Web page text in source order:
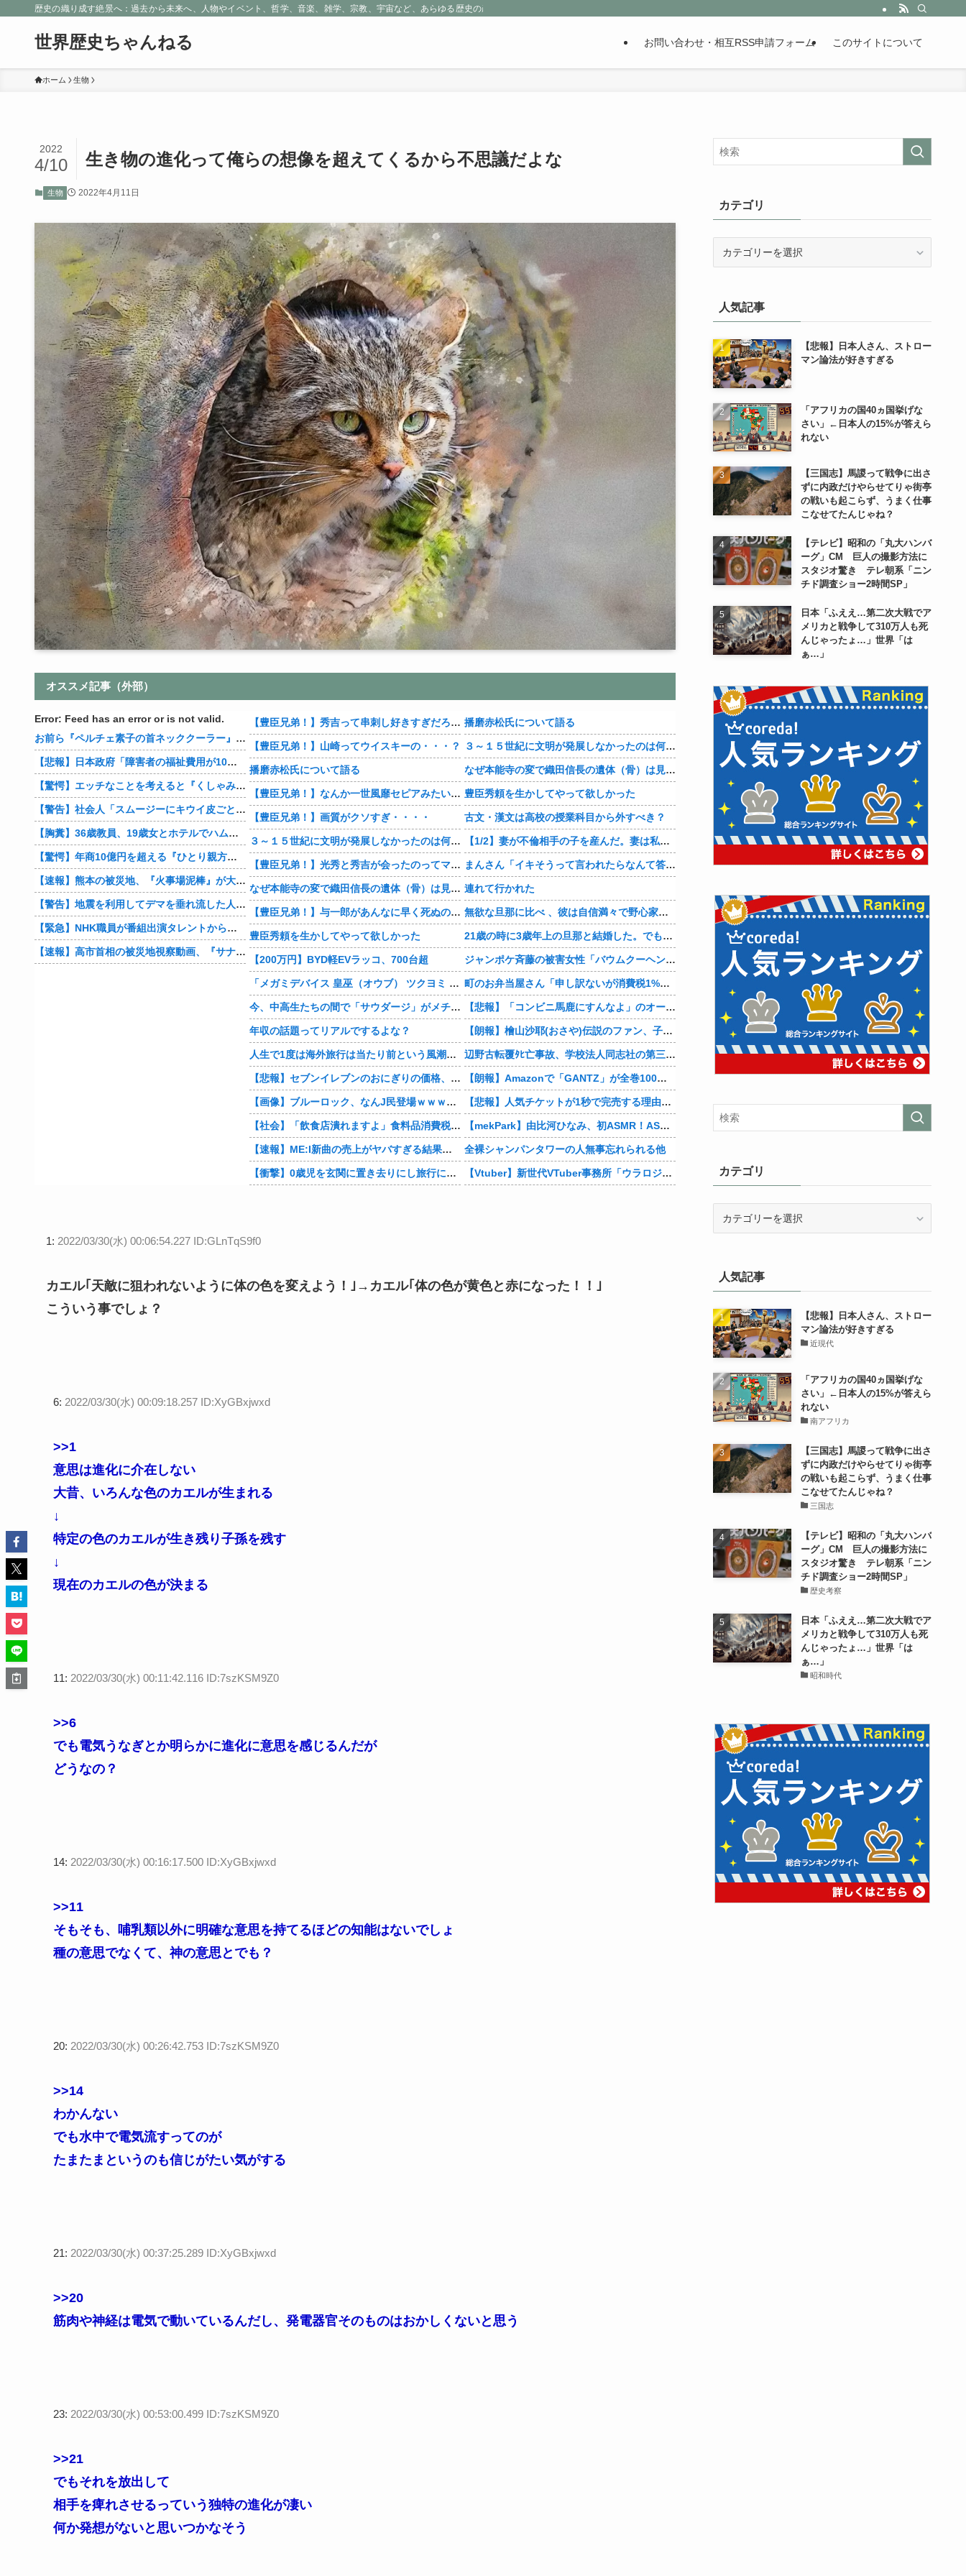
歴史の織り成す絶景へ：過去から未来へ、人物やイベント、哲学、音楽、雑学、宗教、宇宙など、あらゆる歴史の産物に包まれる魅惑の世界を探求しよう。歴史が苦手な人も魅了するまとめサイトです。
世界歴史ちゃんねる お問い合わせ・相互RSS申請フォーム このサイトについて
ホーム 生物
生き物の進化って俺らの想像を超えてくるから不思議だよな
2022
4/10
生物 2022年4月11日
オススメ記事（外部）
Error: Feed has an error or is not valid.
お前ら『ペルチェ素子の首ネッククーラー』使ったことあるか？
【悲報】日本政府「障害者の福祉費用が10年で2倍になったので抑制します」
【驚愕】エッチなことを考えると『くしゃみ』が出る人、結構いると判明
【警告】社会人「スムージーにキウイ皮ごと入れよ。これ美容にいいんだよね〜」→ 結果…
【胸糞】36歳教員、19歳女とホテルでハムスター25匹を踏み潰すなどして逮捕
【驚愕】年商10億円を超える『ひとり親方』が激増 Mac miniを大量購入しAIを従業員に
【速報】熊本の被災地、『火事場泥棒』が大暴れ…
【警告】地震を利用してデマを垂れ流した人間、悲惨な末路を迎える…
【緊急】NHK職員が番組出演タレントから性被害 PTSDを発症し休職へ
【速報】高市首相の被災地視察動画、『サナのプロモーションビデオ』すぎて炎上
【豊臣兄弟！】秀吉って串刺し好きすぎだろ・・・？
【豊臣兄弟！】山崎ってウイスキーの・・・？
播磨赤松氏について語る
【豊臣兄弟！】なんか一世風靡セピアみたいじゃね・・・？
【豊臣兄弟！】画質がクソすぎ・・・・
３～１５世紀に文明が発展しなかったのは何故か？
【豊臣兄弟！】光秀と秀吉が会ったのってマジ・・・？
なぜ本能寺の変で織田信長の遺体（骨）は見つからなかったのか
【豊臣兄弟！】与一郎があんなに早く死ぬの史実・・・？
豊臣秀頼を生かしてやって欲しかった
【200万円】BYD軽EVラッコ、700台超
「メガミデバイス 皇巫（オウブ） ツクヨミ レガリア」コトブキヤデビュー…
今、中高生たちの間で「サウダージ」がメチャ流行っているらしい
年収の話題ってリアルでするよな？
人生で1度は海外旅行は当たり前という風潮www
【悲報】セブンイレブンのおにぎりの価格、もはや限界を超える
【画像】ブルーロック、なんJ民登場ｗｗｗｗｗ
【社会】「飲食店潰れますよ」食料品消費税“1％減税”の中で上がる懸念 外食は10％で“9％”差に…一方で対象の弁当店でも悲痛な声「値下げできない…」
【速報】ME:I新曲の売上がヤバすぎる結果に・・・
【衝撃】0歳児を玄関に置き去りにし旅行に行く弟夫婦「旅行中、1ヶ月世話しろw」18年後に返せと言われ「お前らの子供、捨てたよ?」「は!?」
播磨赤松氏について語る
３～１５世紀に文明が発展しなかったのは何故か？
なぜ本能寺の変で織田信長の遺体（骨）は見つからなかったのか
豊臣秀頼を生かしてやって欲しかった
古文・漢文は高校の授業科目から外すべき？
【1/2】妻が不倫相手の子を産んだ。妻は私が知らないと思っている。遠方のため会うのは年に数回程度だが、今も不倫相手とは切れていない。そしてまもなく妻は不倫相手に会いに行く…
まんさん「イキそうって言われたらなんて答えるのが一番いい？」
連れて行かれた
無欲な旦那に比べ 、彼は自信満々で野心家。ポジティブな彼に惹かれバイト後や休みの日に会うようになり、男女の関係になるまで時間はいらなかった… だが彼はただのバカだったｗ
21歳の時に3歳年上の旦那と結婚した。でもその時まだ元彼のこと忘れられなくて、元彼の再アタックに負けて浮気しちゃって… でも結局ばれて旦那の辛そうな姿見て初めて後悔した…
ジャンポケ斉藤の被害女性「バウムクーヘン売ったりTikTokライブしててムカついたから示談しなかった」
町のお弁当屋さん「申し訳ないが消費税1%になったらその分商品代を値上げするわ」 「うちも！」
【悲報】「コンビニ馬鹿にすんなよ」のオーナー夫婦、不起訴ｗｗｗｗｗｗｗｗ
【朗報】檜山沙耶(おさや)伝説のファン、子供ができたおさやへの正直な気持ちを語るｗ
辺野古転覆ﾀﾋ亡事故、学校法人同志社の第三者委員会が調査報告書を公表 … 安全配慮義務違反や安全管理に関する検証を妨げた組織風土の存在を指摘
【朗報】Amazonで「GANTZ」が全巻100円他
【悲報】人気チケットが1秒で完売する理由、こういうことだったｗｗｗｗ他
【mekPark】由比河ひなみ、初ASMR！ASMRの伸び代あるよ他
全裸シャンパンタワーの人無事忘れられる他
【Vtuber】新世代VTuber事務所「ウラロジゲームカンパニー」より、ゲームの世界から“逆異世界転生”した5名が8月19日にデビュー！他
1: 2022/03/30(水) 00:06:54.227 ID:GLnTqS9f0
カエル｢天敵に狙われないように体の色を変えよう！｣→カエル｢体の色が黄色と赤になった！！｣
こういう事でしょ？
6: 2022/03/30(水) 00:09:18.257 ID:XyGBxjwxd
>>1
意思は進化に介在しない
大昔、いろんな色のカエルが生まれる
↓
特定の色のカエルが生き残り子孫を残す
↓
現在のカエルの色が決まる
11: 2022/03/30(水) 00:11:42.116 ID:7szKSM9Z0
>>6
でも電気うなぎとか明らかに進化に意思を感じるんだが
どうなの？
14: 2022/03/30(水) 00:16:17.500 ID:XyGBxjwxd
>>11
そもそも、哺乳類以外に明確な意思を持てるほどの知能はないでしょ
種の意思でなくて、神の意思とでも？
20: 2022/03/30(水) 00:26:42.753 ID:7szKSM9Z0
>>14
わかんない
でも水中で電気流すってのが
たまたまというのも信じがたい気がする
21: 2022/03/30(水) 00:37:25.289 ID:XyGBxjwxd
>>20
筋肉や神経は電気で動いているんだし、発電器官そのものはおかしくないと思う
23: 2022/03/30(水) 00:53:00.499 ID:7szKSM9Z0
>>21
でもそれを放出して
相手を痺れさせるっていう独特の進化が凄い
何か発想がないと思いつかなそう
カテゴリ
人気記事
【悲報】日本人さん、ストロー
マン論法が好きすぎる
「アフリカの国40ヵ国挙げな
さい」←日本人の15%が答えら
れない
【三国志】馬謖って戦争に出さ
ずに内政だけやらせてりゃ街亭
の戦いも起こらず、うまく仕事
こなせてたんじゃね？
【テレビ】昭和の「丸大ハンバ
ーグ」CM 巨人の撮影方法に
スタジオ驚き テレ朝系「ニン
チド調査ショー2時間SP」
日本「ふええ…第二次大戦でア
メリカと戦争して310万人も死
んじゃったょ…」世界「は
ぁ…」
カテゴリ
人気記事
【悲報】日本人さん、ストロー
マン論法が好きすぎる
近現代
「アフリカの国40ヵ国挙げな
さい」←日本人の15%が答えら
れない
南アフリカ
【三国志】馬謖って戦争に出さ
ずに内政だけやらせてりゃ街亭
の戦いも起こらず、うまく仕事
こなせてたんじゃね？
三国志
【テレビ】昭和の「丸大ハンバ
ーグ」CM 巨人の撮影方法に
スタジオ驚き テレ朝系「ニン
チド調査ショー2時間SP」
歴史考察
日本「ふええ…第二次大戦でア
メリカと戦争して310万人も死
んじゃったょ…」世界「は
ぁ…」
昭和時代